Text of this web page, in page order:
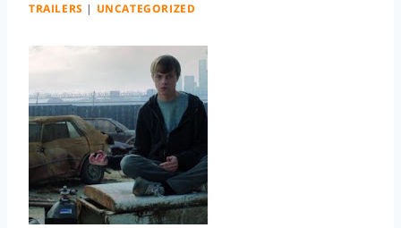
TRAILERS | UNCATEGORIZED